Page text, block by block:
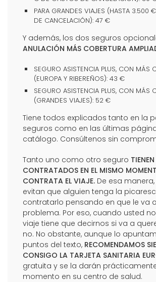
PARA GRANDES VIAJES (HASTA 3.500
DE CANCELACIÓN): 47 €
Y además, los dos seguros
ANULACIÓN MÁS COBERTURA
SEGURO ASISTENCIA PLUS, CON MÁS
(EUROPA Y RIBEREÑOS): 43 €
SEGURO ASISTENCIA PLUS, CON MÁS
(GRANDES VIAJES): 52 €
Tiene todos explicados tanto en la
seguros como en las últimas
catálogo. Consúltenos sin
Tanto uno como otro seguro
CONTRATADOS EN EL MISMO
CONTRATA EL VIAJE. De esa
evitan que alguien tenga la
contratarlo pensando en que le va
problema. Por eso, cuando usted
viaje tiene que decirnos si va a
no. No obstante, aunque lo
puntos del texto, RECOMENDAMOS
CONSIGO LA TARJETA SANITARIA
gratuita y se la darán
momento en su centro de salud.